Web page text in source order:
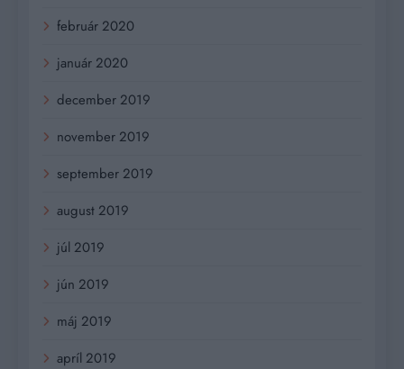
február 2020
január 2020
december 2019
november 2019
september 2019
august 2019
júl 2019
jún 2019
máj 2019
apríl 2019